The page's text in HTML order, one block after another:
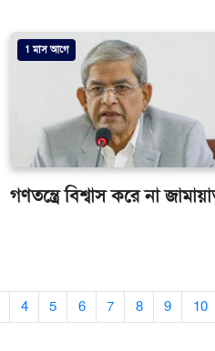
1 মাস আগে
গণতন্ত্রে বিশ্বাস করে না
4 5 6 7 8 9 10